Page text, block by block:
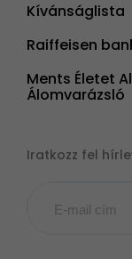
Kívánságlista
Raiffeisen
Ments Életet
Álomvarázsló
Iratkozz fel